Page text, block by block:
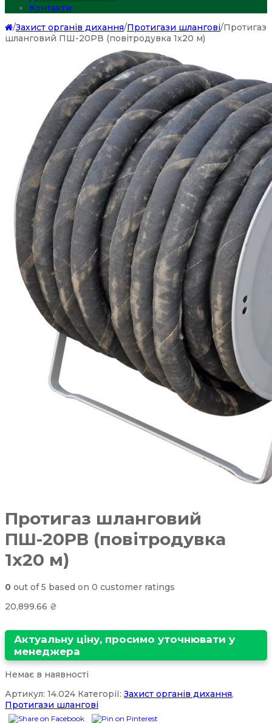
Контакти
/Захист органів дихання/Протигази шлангові/Протигаз
шланговий ПШ-20РВ (повітродувка 1х20 м)
Протигаз шланговий
ПШ-20РВ (повітродувка
1х20 м)
0 out of5 based on 0 customer ratings
20,899.66 ₴
Актуальну ціну, просимо уточнювати у
менеджера
Немає в наявності
Артикул: 14.024 Категорії:Захист органів дихання,
Протигази шлангові